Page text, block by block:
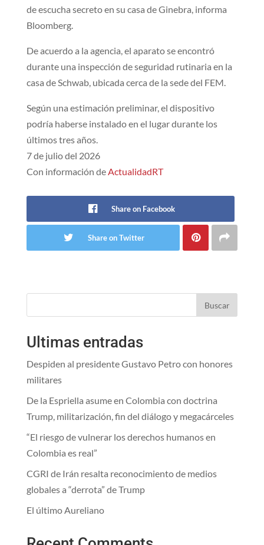
de escucha secreto en su casa de Ginebra, informa
Bloomberg.
De acuerdo a la agencia, el aparato se encontró
durante una inspección de seguridad rutinaria en la
casa de Schwab, ubicada cerca de la sede del FEM.
Según una estimación preliminar, el dispositivo
podría haberse instalado en el lugar durante los
últimos tres años.
7 de julio del 2026
Con información deActualidadRT
Share on Facebook
Share on Twitter
Buscar
Ultimas entradas
Despiden al presidente Gustavo Petro con honores
militares
De la Espriella asume en Colombia con doctrina
Trump, militarización, fin del diálogo y megacárceles
“El riesgo de vulnerar los derechos humanos en
Colombia es real”
CGRI de Irán resalta reconocimiento de medios
globales a “derrota” de Trump
El último Aureliano